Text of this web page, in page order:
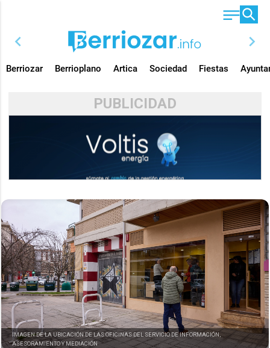
chevron_left chevron_right
Berriozar Berrioplano Artica Sociedad Fiestas
PUBLICIDAD
IMAGEN DE LA UBICACIÓN DE LAS OFICINAS DEL SERVICIO DE INFORMACIÓN,
ASESORAMIENTO Y MEDIACIÓN